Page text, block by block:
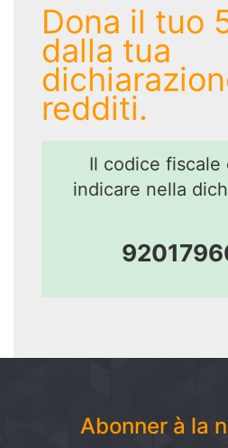
Dona il tuo
dalla tua
redditi.
Il codice fiscale
indicare nella
Abonner à la